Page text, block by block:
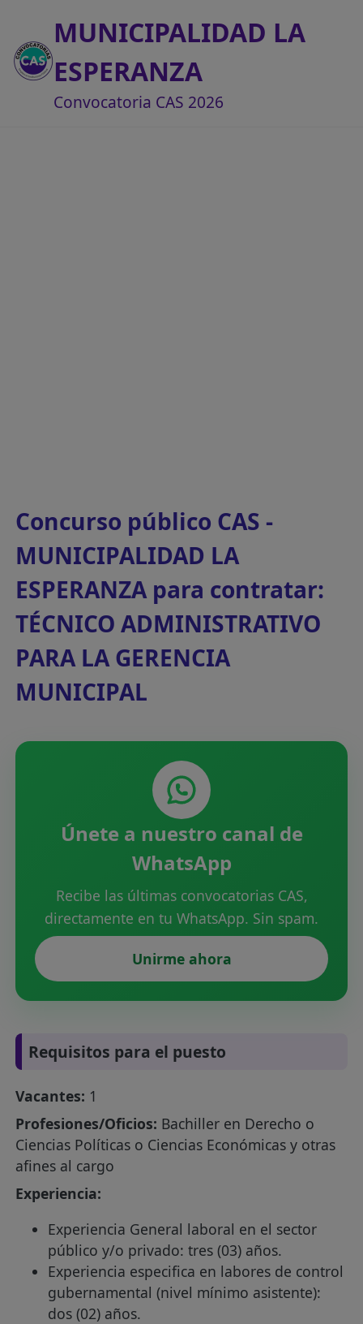
MUNICIPALIDAD LA
ESPERANZA
Convocatoria CAS 2026
Concurso público CAS -
MUNICIPALIDAD LA
ESPERANZA para contratar:
TÉCNICO ADMINISTRATIVO
PARA LA GERENCIA
MUNICIPAL
Únete a nuestro canal de
WhatsApp
Recibe las últimas convocatorias CAS,
directamente en tu WhatsApp. Sin spam.
Unirme ahora
Requisitos para el puesto
Vacantes: 1
Profesiones/Oficios: Bachiller en Derecho o
Ciencias Políticas o Ciencias Económicas y otras
afines al cargo
Experiencia:
Experiencia General laboral en el sector
público y/o privado: tres (03) años.
Experiencia especifica en labores de control
gubernamental (nivel mínimo asistente):
dos (02) años.